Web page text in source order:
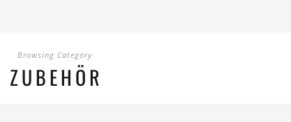
Browsing Category
ZUBEHÖR